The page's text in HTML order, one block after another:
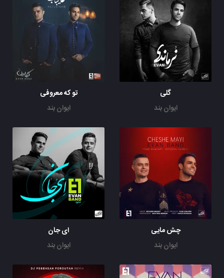
گلی
ایوان بند
تو که معروفی
ایوان بند
چش مایی
ایوان بند
ای جان
ایوان بند